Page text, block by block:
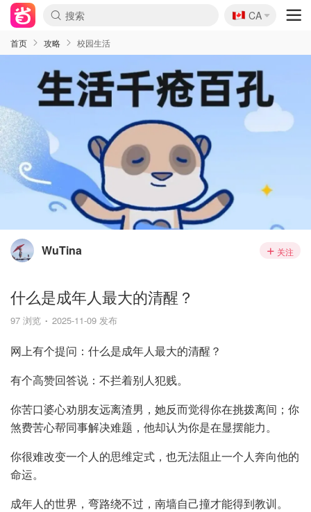
🇨🇦
CA
首页 攻略 校园生活
WuTina 关注
什么是成年人最大的清醒？
97 浏览 2025-11-09 发布
网上有个提问：什么是成年人最大的清醒？
有个高赞回答说：不拦着别人犯贱。
你苦口婆心劝朋友远离渣男，她反而觉得你在挑拨离间；你
煞费苦心帮同事解决难题，他却认为你是在显摆能力。
你很难改变一个人的思维定式，也无法阻止一个人奔向他的
命运。
成年人的世界，弯路绕不过，南墙自己撞才能得到教训。